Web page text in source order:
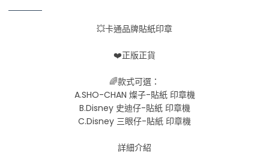
💥卡通品牌貼紙印章
❤️正版正貨
🌈款式可選：
A.SHO-CHAN 燦子-貼紙 印章機
B.Disney 史迪仔-貼紙 印章機
C.Disney 三眼仔-貼紙 印章機
詳細介紹